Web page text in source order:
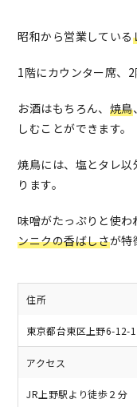
昭和から営業している
1階にカウンター席、2
お酒はもちろん、 焼鳥
しむことができます。
焼鳥には、塩とタレ以
ります。
味噌がたっぷりと使わ
ンニクの香ばしさが特
住所
東京都台東区上野6-12-
アクセス
JR上野駅より徒歩２分